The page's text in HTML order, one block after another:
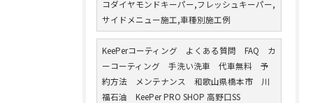
コダイヤモンドキーパー,フレッシュキーパー,
サイドメニュー施工,車種別施工例
KeePerコーティング よくある質問 FAQ カ
ーコーティング 手洗い洗車 代車無料 予
約方法 メンテナンス 和歌山県橋本市 川
福石油 KeePer PRO SHOP 高野口SS